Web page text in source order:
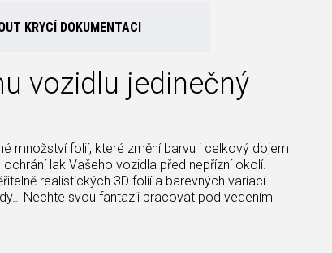
KRYCÍ DOKUMENTACI
vozidlu jedinečný
množství folií, které změní barvu i celkový dojem
lak Vašeho vozidla před nepřízní okolí.
realistických 3D folií a barevných variací.
Nechte svou fantazii pracovat pod vedením